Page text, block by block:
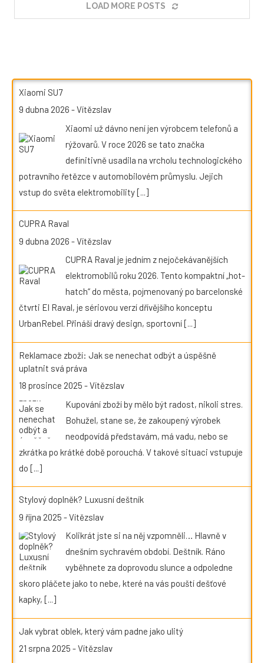
LOAD MORE POSTS
Xiaomi SU7
9 dubna 2026 -Vítězslav
Xiaomi už dávno není jen výrobcem telefonů a
rýžovarů. V roce 2026 se tato značka
definitivně usadila na vrcholu technologického
potravního řetězce v automobilovém průmyslu. Jejich
vstup do světa elektromobility[...]
CUPRA Raval
9 dubna 2026 -Vítězslav
CUPRA Raval je jedním z nejočekávanějších
elektromobilů roku 2026. Tento kompaktní „hot-
hatch“ do města, pojmenovaný po barcelonské
čtvrti El Raval, je sériovou verzí dřívějšího konceptu
UrbanRebel. Přináší dravý design, sportovní[...]
Reklamace zboží: Jak se nenechat odbýt a úspěšně
uplatnit svá práva
18 prosince 2025 -Vítězslav
Kupování zboží by mělo být radost, nikoli stres.
Bohužel, stane se, že zakoupený výrobek
neodpovídá představám, má vadu, nebo se
zkrátka po krátké době porouchá. V takové situaci vstupuje
do [...]
Stylový doplněk? Luxusní deštník
9 října 2025 -Vítězslav
Kolikrát jste si na něj vzpomněli… Hlavně v
dnešním sychravém období. Deštník. Ráno
vyběhnete za doprovodu slunce a odpoledne
skoro pláčete jako to nebe, které na vás pouští dešťové
kapky, [...]
Jak vybrat oblek, který vám padne jako ulitý
21 srpna 2025 -Vítězslav